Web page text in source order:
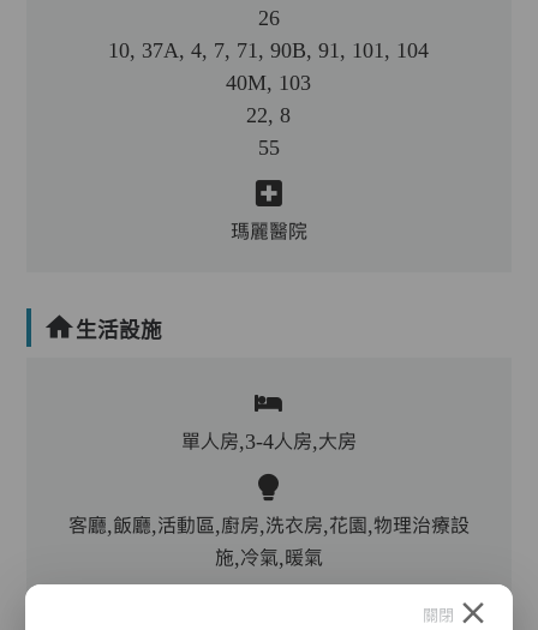
26
10, 37A, 4, 7, 71, 90B, 91, 101, 104
40M, 103
22, 8
55
瑪麗醫院
生活設施
單人房,3-4人房,大房
客廳,飯廳,活動區,廚房,洗衣房,花園,物理治療設
施,冷氣,暖氣
關閉